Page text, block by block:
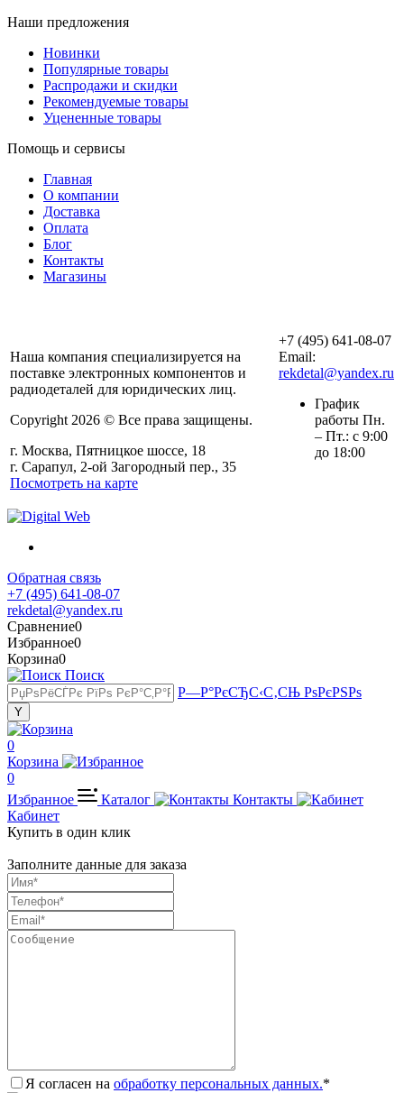
Наши предложения
Новинки
Популярные товары
Распродажи и скидки
Рекомендуемые товары
Уцененные товары
Помощь и сервисы
Главная
О компании
Доставка
Оплата
Блог
Контакты
Магазины
Наша компания специализируется на
поставке электронных компонентов и
радиодеталей для юридических лиц.
Copyright 2026 © Все права защищены.
г. Москва, Пятницкое шоссе, 18
г. Сарапул, 2-ой Загородный пер., 35
Посмотреть на карте
+7 (495) 641-08-07
Email:
rekdetal@yandex.ru
График
работы Пн.
– Пт.: с 9:00
до 18:00
Обратная связь
+7 (495) 641-08-07
rekdetal@yandex.ru
Сравнение0
Избранное0
Корзина0
Поиск
Р—Р°РєСЂС‹С‚СЊ РѕРєРЅРѕ
0
Корзина
0
Избранное
Каталог
Контакты
Кабинет
Купить в один клик
Заполните данные для заказа
Я согласен на обработку персональных данных.*